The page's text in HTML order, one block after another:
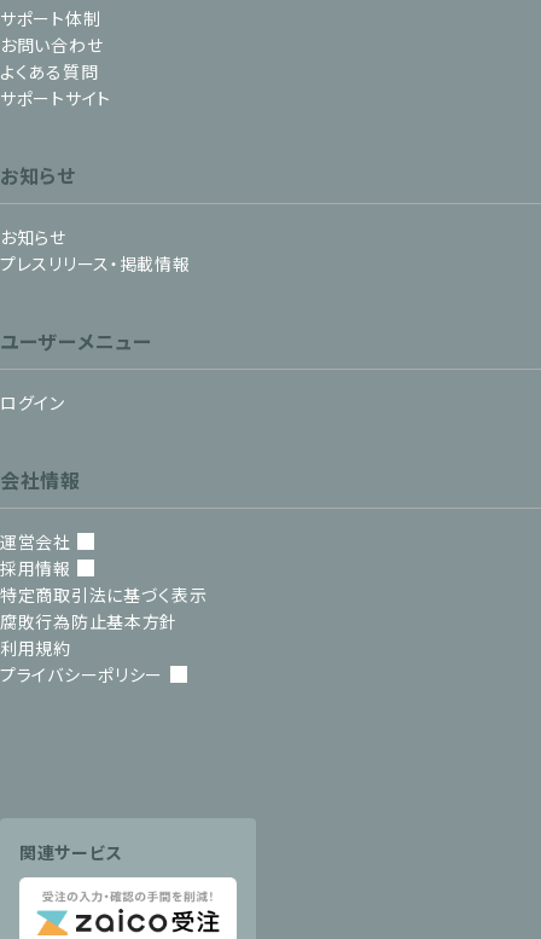
サポート体制
お問い合わせ
よくある質問
サポートサイト
お知らせ
お知らせ
プレスリリース・掲載情報
ユーザーメニュー
ログイン
会社情報
運営会社
採用情報
特定商取引法に基づく表示
腐敗行為防止基本方針
利用規約
プライバシーポリシー
関連サービス